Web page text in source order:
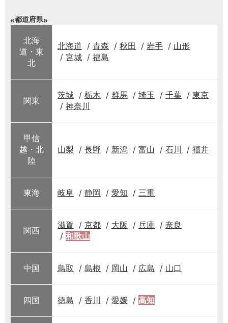
都道府県
北海
道・東
北
北海道 青森 秋田 岩手
山形
宮城
福島
関東
茨城 栃木 群馬 埼玉 千葉
東京
神奈川
甲信
越・北
陸
山梨 長野 新潟 富山 石川 福井
東海 岐阜 静岡 愛知 三重
関西
滋賀 京都 大阪 兵庫
奈良
和歌山
中国 鳥取 島根 岡山 広島 山口
四国 徳島 香川 愛媛 高知